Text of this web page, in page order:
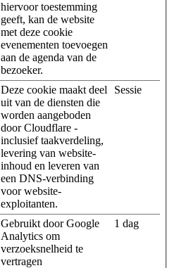
hiervoor toestemming
geeft, kan de website
met deze cookie
evenementen toevoegen
aan de agenda van de
bezoeker.
Deze cookie maakt deel
uit van de diensten die
worden aangeboden
door Cloudflare -
inclusief taakverdeling,
levering van website-
inhoud en leveren van
een DNS-verbinding
voor website-
exploitanten.
Sessie
Gebruikt door Google
Analytics om
verzoeksnelheid te
vertragen
1 dag